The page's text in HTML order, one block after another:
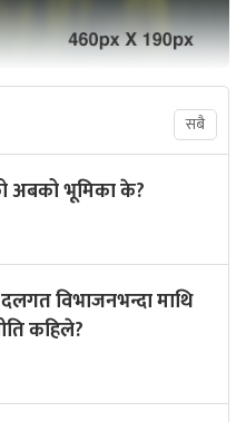
सबै
अबको भूमिका के?
विभाजनभन्दा माथि
कहिले?